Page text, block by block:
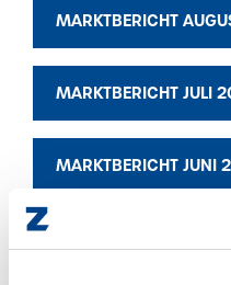
MARKTBERICHT
MARKTBERICHT JULI
MARKTBERICHT JUNI